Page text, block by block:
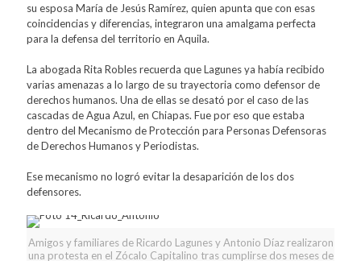
su esposa María de Jesús Ramírez, quien apunta que con esas
coincidencias y diferencias, integraron una amalgama perfecta
para la defensa del territorio en Aquila.
La abogada Rita Robles recuerda que Lagunes ya había recibido
varias amenazas a lo largo de su trayectoria como defensor de
derechos humanos. Una de ellas se desató por el caso de las
cascadas de Agua Azul, en Chiapas. Fue por eso que estaba
dentro del Mecanismo de Protección para Personas Defensoras
de Derechos Humanos y Periodistas.
Ese mecanismo no logró evitar la desaparición de los dos
defensores.
Amigos y familiares de Ricardo Lagunes y Antonio Díaz realizaron
una protesta en el Zócalo Capitalino tras cumplirse dos meses de